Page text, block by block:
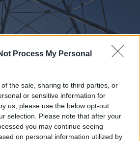
Process My Personal
the sale, sharing to third parties, or
or sensitive information for
us, please use the below opt-out
selection. Please note that after your
you may continue seeing
on personal information utilized by
csütörtök
válság
szóló intézkedéseket
kormány